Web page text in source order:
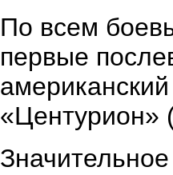
По всем
первые
«Центурион»